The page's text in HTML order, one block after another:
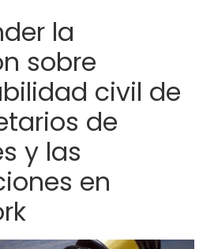
la
sobre
civil de
de
y las
en